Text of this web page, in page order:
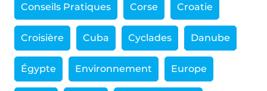
Conseils Pratiques Corse Croatie
Croisière Cuba Cyclades Danube
Égypte Environnement Europe